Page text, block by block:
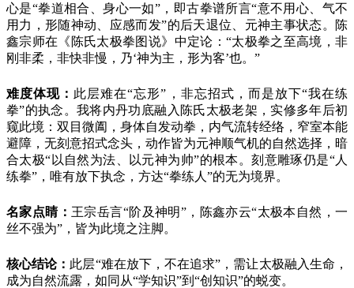
心是“拳道相合、身心一如”，即古拳谱所言“意不用心、气不
用力，形随神动、应感而发”的后天退位、元神主事状态。陈
鑫宗师在《陈氏太极拳图说》中定论：“太极拳之至高境，非
刚非柔，非快非慢，乃‘神为主，形为客’也。”
难度体现： 此层难在“忘形”，非忘招式，而是放下“我在练
拳”的执念。我将内丹功底融入陈氏太极老架，实修多年后初
窥此境：双目微阖，身体自发动拳，内气流转经络，窄室本能
避障，无刻意招式念头，动作皆为元神顺气机的自然选择，暗
合太极“以自然为法、以元神为帅”的根本。刻意雕琢仍是“人
练拳”，唯有放下执念，方达“拳练人”的无为境界。
名家点睛： 王宗岳言“阶及神明”，陈鑫亦云“太极本自然，一
丝不强为”，皆为此境之注脚。
核心结论： 此层“难在放下，不在追求”，需让太极融入生命，
成为自然流露，如同从“学知识”到“创知识”的蜕变。